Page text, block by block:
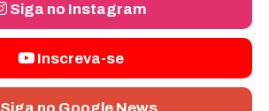
Siga no Instagram
Inscreva-se